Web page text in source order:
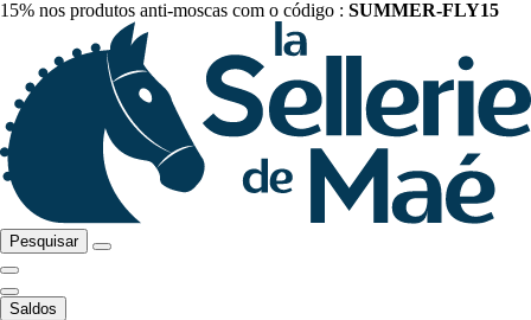
15% nos produtos anti-moscas com o código : SUMMER-FLY15
Pesquisar
Saldos